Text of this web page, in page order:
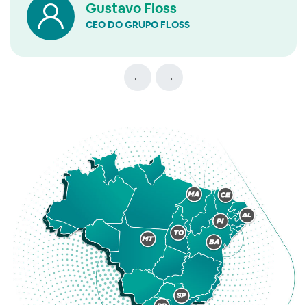
Gustavo Floss
CEO DO GRUPO FLOSS
← →